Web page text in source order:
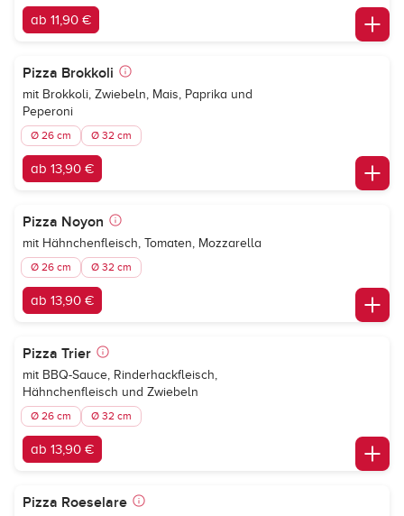
ab 11,90 €
Pizza Brokkoli
mit Brokkoli, Zwiebeln, Mais, Paprika und
Peperoni
Ø 26 cm Ø 32 cm
ab 13,90 €
Pizza Noyon
mit Hähnchenfleisch, Tomaten, Mozzarella
Ø 26 cm Ø 32 cm
ab 13,90 €
Pizza Trier
mit BBQ-Sauce, Rinderhackfleisch,
Hähnchenfleisch und Zwiebeln
Ø 26 cm Ø 32 cm
ab 13,90 €
Pizza Roeselare